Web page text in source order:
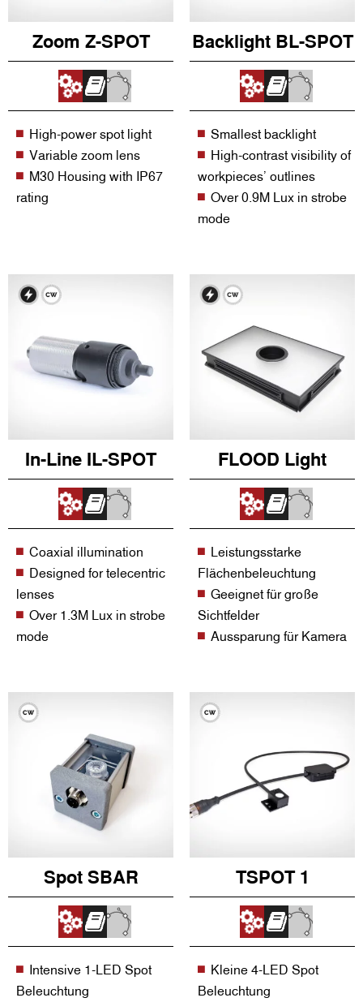
Zoom Z-SPOT
High-power spot light
Variable zoom lens
M30 Housing with IP67
rating
Backlight BL-SPOT
Smallest backlight
High-contrast visibility of
workpieces’ outlines
Over 0.9M Lux in strobe
mode
In-Line IL-SPOT
Coaxial illumination
Designed for telecentric
lenses
Over 1.3M Lux in strobe
mode
FLOOD Light
Leistungsstarke
Flächenbeleuchtung
Geeignet für große
Sichtfelder
Aussparung für Kamera
Spot SBAR
Intensive 1-LED Spot
Beleuchtung
TSPOT 1
Kleine 4-LED Spot
Beleuchtung